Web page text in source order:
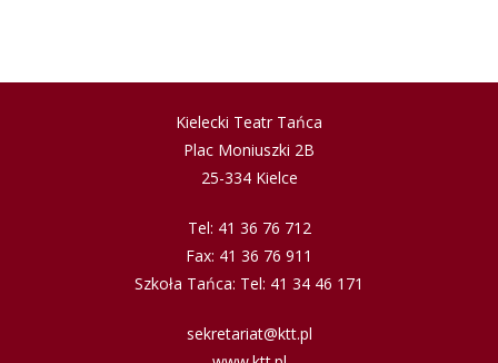
Kielecki Teatr Tańca
Plac Moniuszki 2B
25-334 Kielce
Tel: 41 36 76 712
Fax: 41 36 76 911
Szkoła Tańca: Tel: 41 34 46 171
sekretariat@ktt.pl